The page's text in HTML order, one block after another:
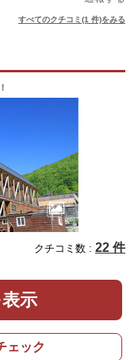
すべてのクチコミ(1 件)をみる
クチコミ数 : 22 件
示
ェック